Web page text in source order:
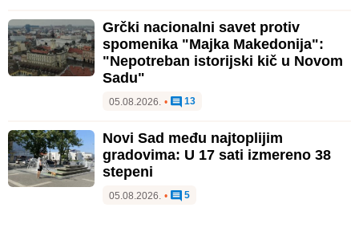
Grčki nacionalni savet protiv
spomenika "Majka Makedonija":
"Nepotreban istorijski kič u Novom
Sadu"
05.08.2026. • 13
Novi Sad među najtoplijim
gradovima: U 17 sati izmereno 38
stepeni
05.08.2026. • 5